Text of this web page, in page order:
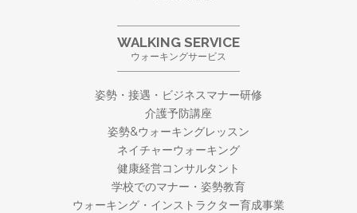
WALKING SERVICE
ウォーキングサービス
姿勢・接遇・ビジネスマナー研修
介護予防講座
姿勢&ウォーキングレッスン
ネイチャーウォーキング
健康経営コンサルタント
学校でのマナー・姿勢教育
ウォーキング・ インストラクター育成事業